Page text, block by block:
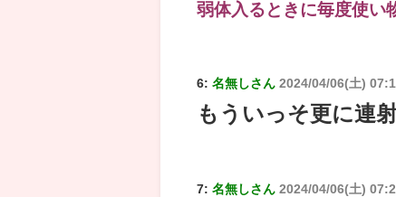
弱体入るときに毎度使い
6: 名無しさん 2024/04/06(土)
もういっそ更に連
7: 名無しさん 2024/04/06(土)